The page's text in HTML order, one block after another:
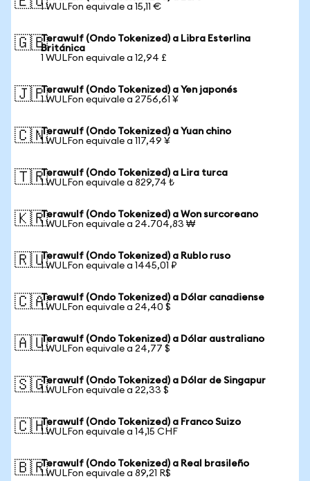
1 WULFon equivale a 15,11 €
🇬🇧Terawulf (Ondo Tokenized) a Libra Esterlina
Británica
1 WULFon equivale a 12,94 £
🇯🇵Terawulf (Ondo Tokenized) a Yen japonés
1 WULFon equivale a 2756,61 ¥
🇨🇳Terawulf (Ondo Tokenized) a Yuan chino
1 WULFon equivale a 117,49 ¥
🇹🇷Terawulf (Ondo Tokenized) a Lira turca
1 WULFon equivale a 829,74 ₺
🇰🇷Terawulf (Ondo Tokenized) a Won surcoreano
1 WULFon equivale a 24.704,83 ₩
🇷🇺Terawulf (Ondo Tokenized) a Rublo ruso
1 WULFon equivale a 1445,01 ₽
🇨🇦Terawulf (Ondo Tokenized) a Dólar canadiense
1 WULFon equivale a 24,40 $
🇦🇺Terawulf (Ondo Tokenized) a Dólar australiano
1 WULFon equivale a 24,77 $
🇸🇬Terawulf (Ondo Tokenized) a Dólar de Singapur
1 WULFon equivale a 22,33 $
🇨🇭Terawulf (Ondo Tokenized) a Franco Suizo
1 WULFon equivale a 14,15 CHF
🇧🇷Terawulf (Ondo Tokenized) a Real brasileño
1 WULFon equivale a 89,21 R$